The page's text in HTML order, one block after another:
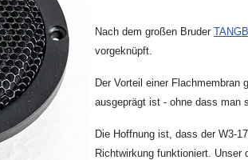
Nach dem großen Bruder
vorgeknüpft.
Der Vorteil einer Flachmembran
ausgeprägt ist - ohne dass man
Die Hoffnung ist, dass der W3-
Richtwirkung funktioniert. Unser